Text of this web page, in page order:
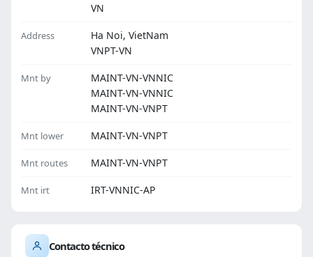
VN
Address
Ha Noi, VietNam
VNPT-VN
Mnt by
MAINT-VN-VNNIC
MAINT-VN-VNNIC
MAINT-VN-VNPT
Mnt lower MAINT-VN-VNPT
Mnt routes MAINT-VN-VNPT
Mnt irt IRT-VNNIC-AP
Contacto técnico